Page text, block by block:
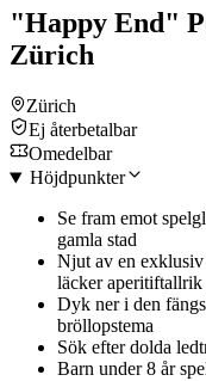
"Happy End"
Zürich
Zürich
Ej återbetalbar
Omedelbar
Höjdpunkter
Se fram emot
gamla stad
Njut av en
läcker
Dyk ner i den
bröllopstema
Sök efter dolda
Barn under 8 år